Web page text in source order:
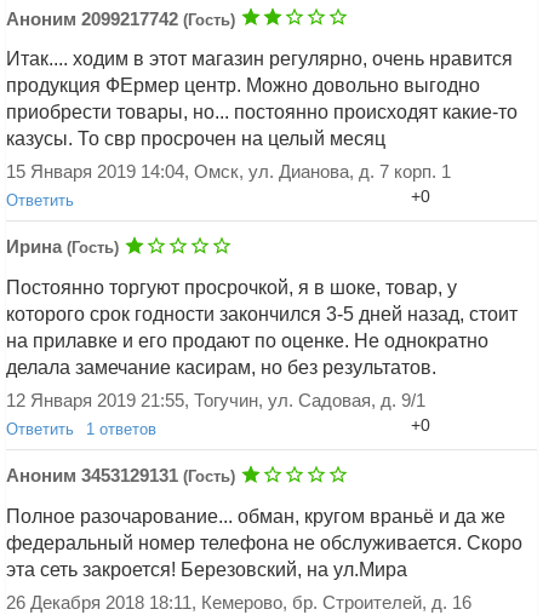
Добавить ответ
Аноним 2099217742 (Гость)
Итак.... ходим в этот магазин регулярно, очень нравится
продукция ФЕрмер центр. Можно довольно выгодно
приобрести товары, но... постоянно происходят какие-то
казусы. То свр просрочен на целый месяц
15 Января 2019 14:04, Омск, ул. Дианова, д. 7 корп. 1
Ответить +0
Добавить ответ
Ирина (Гость)
Постоянно торгуют просрочкой, я в шоке, товар, у
которого срок годности закончился 3-5 дней назад, стоит
на прилавке и его продают по оценке. Не однократно
делала замечание касирам, но без результатов.
12 Января 2019 21:55, Тогучин, ул. Садовая, д. 9/1
Ответить 1 ответов +0
Аноним 5212161757(Гость)
книгу или на телефон указанный в чеке
звоните
13 Декабря 2019 10:26, Новосибирск
Ответить
+0
Аноним 3453129131 (Гость)
Полное разочарование... обман, кругом враньё и да же
федеральный номер телефона не обслуживается. Скоро
эта сеть закроется! Березовский, на ул.Мира
26 Декабря 2018 18:11, Кемерово, бр. Строителей, д. 16